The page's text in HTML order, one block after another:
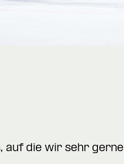
auf die wir sehr gerne